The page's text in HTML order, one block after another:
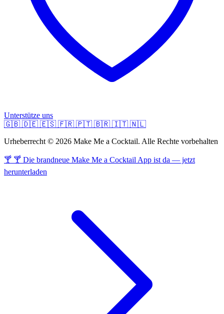
Unterstütze uns
🇬🇧 🇩🇪 🇪🇸 🇫🇷 🇵🇹 🇧🇷 🇮🇹 🇳🇱
Urheberrecht © 2026 Make Me a Cocktail. Alle Rechte vorbehalten
🍸 🍸 Die brandneue Make Me a Cocktail App ist da — jetzt
herunterladen